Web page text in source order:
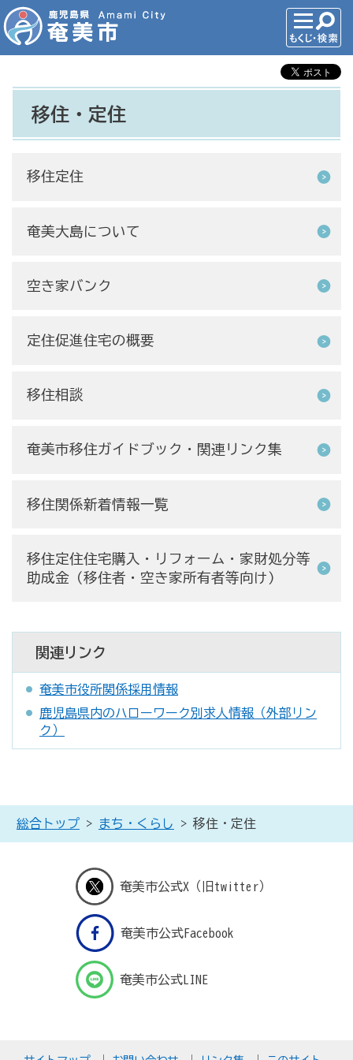
移住・定住
移住定住
奄美大島について
空き家バンク
定住促進住宅の概要
移住相談
奄美市移住ガイドブック・関連リンク集
移住関係新着情報一覧
移住定住住宅購入・リフォーム・家財処分等
助成金（移住者・空き家所有者等向け)
関連リンク
奄美市役所関係採用情報
鹿児島県内のハローワーク別求人情報（外部リン
ク）
総合トップ > まち・くらし > 移住・定住
奄美市公式X（旧twitter）
奄美市公式Facebook
奄美市公式LINE